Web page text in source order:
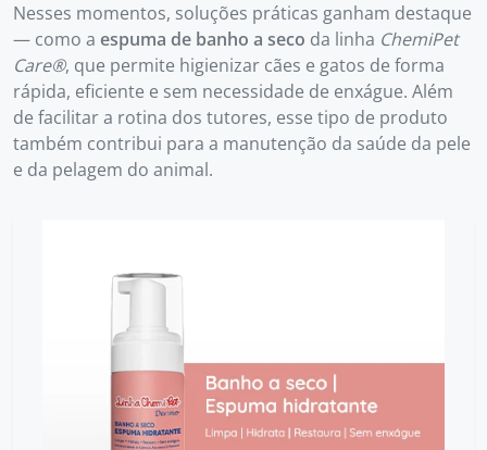
Nesses momentos, soluções práticas ganham destaque
— como a espuma de banho a seco da linha ChemiPet
Care®, que permite higienizar cães e gatos de forma
rápida, eficiente e sem necessidade de enxágue. Além
de facilitar a rotina dos tutores, esse tipo de produto
também contribui para a manutenção da saúde da pele
e da pelagem do animal.